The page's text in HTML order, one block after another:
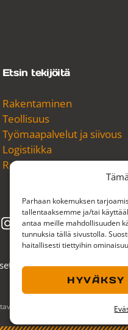
Parhaan kokemuksen
tallentaaksemme ja/tai
antaa meille mahdollisuuden
tunnuksia tällä sivustolla.
haitallisesti tiettyihin
HYVÄKSY
Etsin tekijöitä
Rakentaminen
Teollisuus
Työmaapalvelut ja siivous
Logistiikka
Referenssit
Instagram
Kumppani® -sertifikaatti